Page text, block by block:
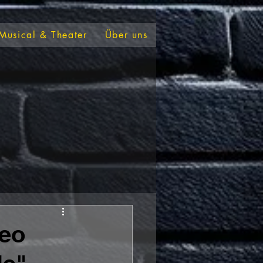
& Theater Über uns